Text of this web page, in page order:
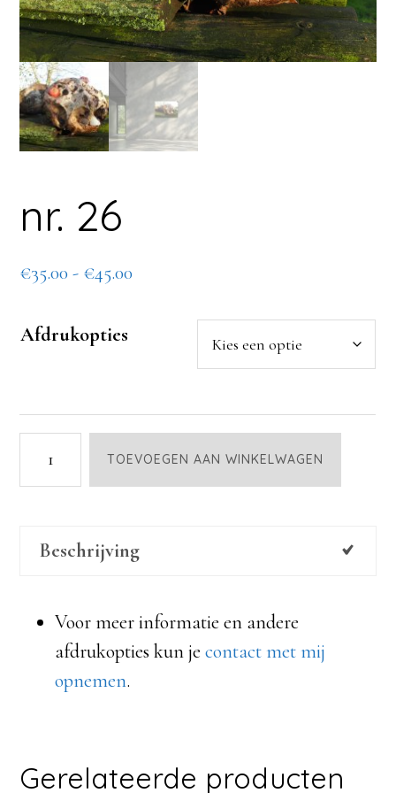
nr. 26
€35.00 - €45.00Prijsklasse:
Afdrukopties
TOEVOEGEN AAN WINKELWAGEN
Beschrijving
Voor meer informatie en andere
afdrukopties kun jecontact met mij
opnemen.
Gerelateerde producten